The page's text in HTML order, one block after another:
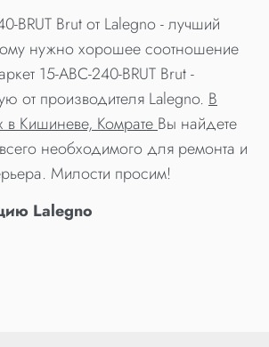
BRUT Brut от Lalegno - лучший
нужно хорошее соотношение
15-ABC-240-BRUT Brut -
от производителя Lalegno. В
в Кишиневе, КомратеВы найдете
необходимого для ремонта и
Милости просим!
Lalegno